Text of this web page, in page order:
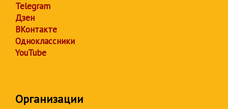
Telegram
Дзен
ВКонтакте
Одноклассники
YouTube
Организации